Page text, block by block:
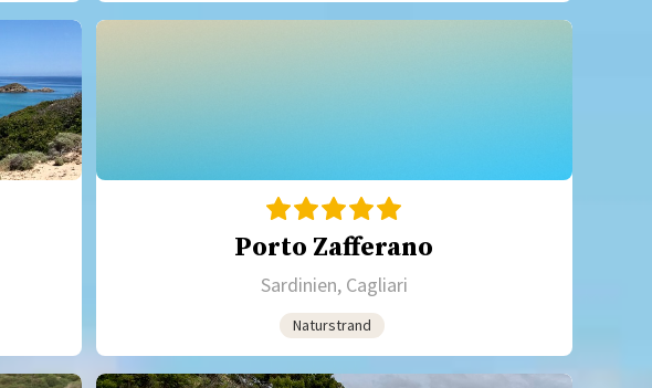
Porto Zafferano
Sardinien, Cagliari
Naturstrand